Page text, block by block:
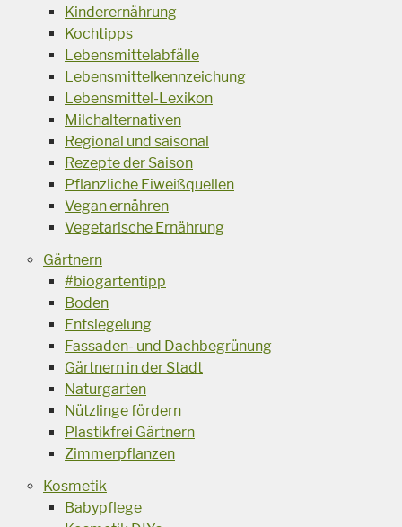
Kinderernährung
Kochtipps
Lebensmittelabfälle
Lebensmittelkennzeichung
Lebensmittel-Lexikon
Milchalternativen
Regional und saisonal
Rezepte der Saison
Pflanzliche Eiweißquellen
Vegan ernähren
Vegetarische Ernährung
Gärtnern
#biogartentipp
Boden
Entsiegelung
Fassaden- und Dachbegrünung
Gärtnern in der Stadt
Naturgarten
Nützlinge fördern
Plastikfrei Gärtnern
Zimmerpflanzen
Kosmetik
Babypflege